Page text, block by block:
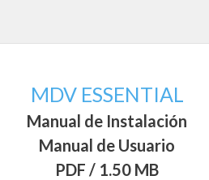
MDV ESSENTIAL
Manual de Instalación
Manual de Usuario
PDF / 1.50 MB